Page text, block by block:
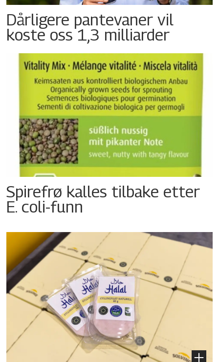
Dårligere pantevaner vil
koste oss 1,3 milliarder
Spirefrø kalles tilbake etter
E. coli-funn